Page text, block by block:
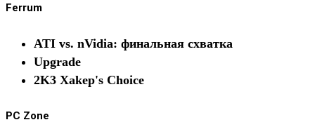
Ferrum
ATI vs. nVidia: финальная схватка
Upgrade
2K3 Xakep's Choice
PC Zone